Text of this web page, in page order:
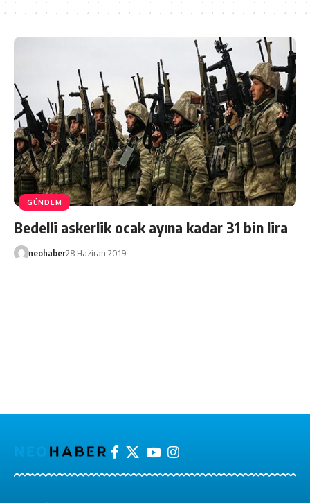
GÜNDEM
Bedelli askerlik ocak ayına kadar 31 bin lira
neohaber28 Haziran 2019